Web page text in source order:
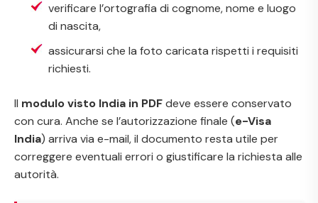
verificare l’ortografia di cognome, nome e luogo
di nascita,
assicurarsi che la foto caricata rispetti i requisiti
richiesti.
Il modulo visto India in PDFdeve essere conservato
con cura. Anche se l’autorizzazione finale (e-Visa
India) arriva via e-mail, il documento resta utile per
correggere eventuali errori o giustificare la richiesta alle
autorità.